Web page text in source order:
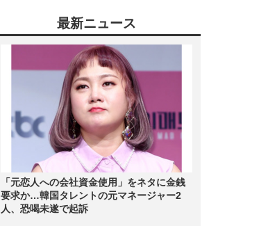
最新ニュース
「元恋人への会社資金使用」をネタに金銭
要求か…韓国タレントの元マネージャー2
人、恐喝未遂で起訴